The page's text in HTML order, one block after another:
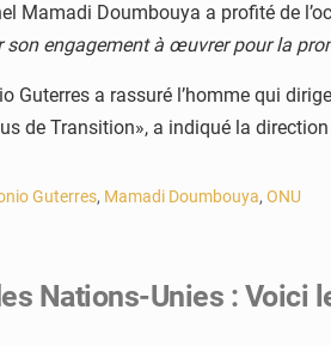
Mamadi Doumbouya a profité de
son engagement à œuvrer pour la
Guterres a rassuré l’homme qui
de Transition», a indiqué la
Guterres, Mamadi Doumbouya, ONU
Nations-Unies : Voici